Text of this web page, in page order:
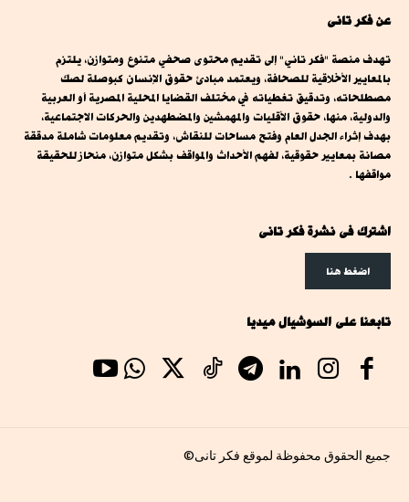
عن فكر تانى
تهدف منصة "فكر تاني" إلى تقديم محتوى صحفي متنوع ومتوازن، يلتزم
بالمعايير الأخلاقية للصحافة، ويعتمد مبادئ حقوق الإنسان كبوصلة لصك
مصطلحاته، وتدقيق تغطياته في مختلف القضايا المحلية المصرية أو العربية
والدولية، منها، حقوق الأقليات والمهمشين والمضطهدين والحركات الاجتماعية،
بهدف إثراء الجدل العام وفتح مساحات للنقاش، وتقديم معلومات شاملة مدققة
مصانة بمعايير حقوقية، لفهم الأحداث والمواقف بشكل متوازن، منحاز للحقيقة
مواقفها .
اشترك فى نشرة فكر تانى
اضغط هنا
تابعنا على السوشيال ميديا
جميع الحقوق محفوظة لموقع فكر تانى©